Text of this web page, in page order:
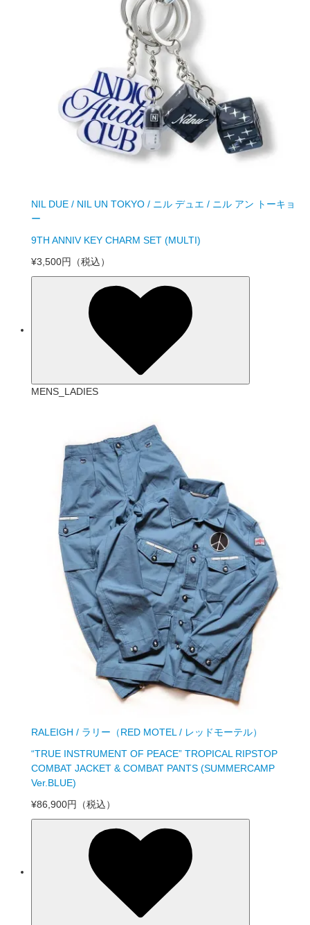
NIL DUE / NIL UN TOKYO / ニル デュエ / ニル アン トーキョ
ー
9TH ANNIV KEY CHARM SET (MULTI)
¥3,500円
（税込）
MENS_LADIES
RALEIGH / ラリー（RED MOTEL / レッドモーテル）
“TRUE INSTRUMENT OF PEACE” TROPICAL RIPSTOP
COMBAT JACKET & COMBAT PANTS (SUMMERCAMP
Ver.BLUE)
¥86,900円
（税込）